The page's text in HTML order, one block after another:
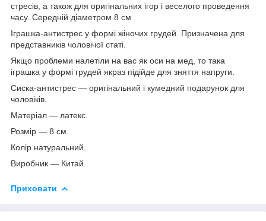
стресів, а також для оригінальних ігор і веселого проведення
часу. Середній діаметром 8 см
Іграшка-антистрес у формі жіночих грудей. Призначена для
представників чоловічої статі.
Якщо проблеми налетіли на вас як оси на мед, то така
іграшка у формі грудей якраз підійде для зняття напруги.
Сиска-антистрес — оригінальний і кумедний подарунок для
чоловіків.
Матеріал — латекс.
Розмір — 8 см.
Колір натуральний.
Виробник — Китай.
Приховати